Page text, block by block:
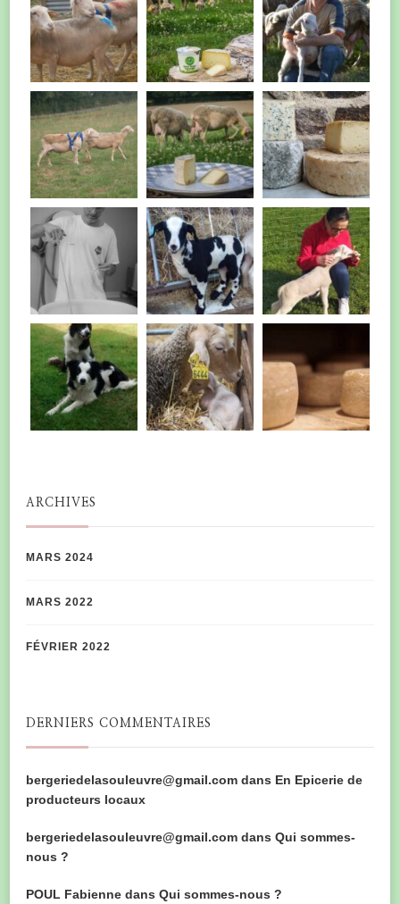
ARCHIVES
MARS 2024
MARS 2022
FÉVRIER 2022
DERNIERS COMMENTAIRES
bergeriedelasouleuvre@gmail.com dans En Epicerie de
producteurs locaux
bergeriedelasouleuvre@gmail.com dans Qui sommes-
nous ?
POUL Fabienne dans Qui sommes-nous ?